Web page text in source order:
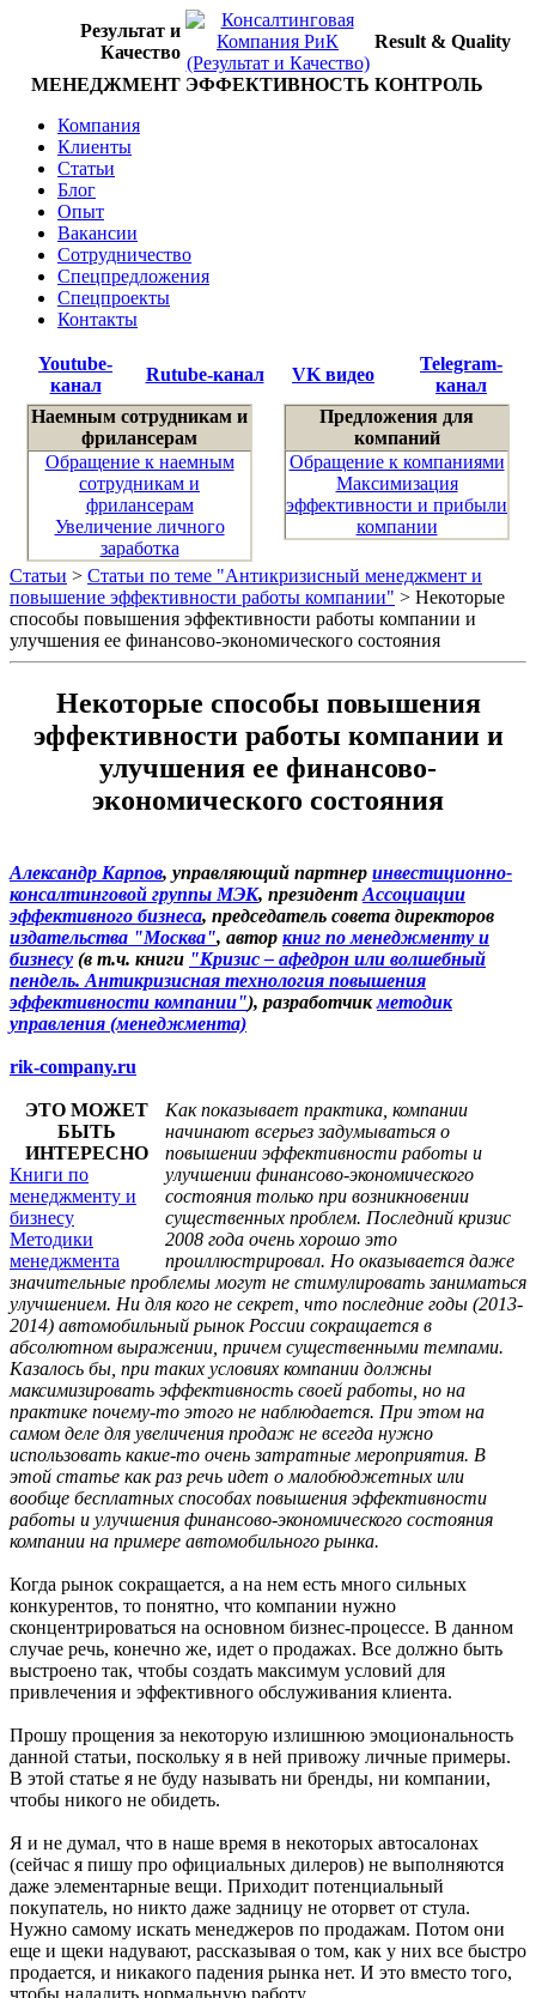
Результат и
Качество
Result & Quality
МЕНЕДЖМЕНТ ЭФФЕКТИВНОСТЬ КОНТРОЛЬ
Компания
Клиенты
Статьи
Блог
Опыт
Вакансии
Сотрудничество
Спецпредложения
Спецпроекты
Контакты
Youtube-
канал
Rutube-канал VK видео
Telegram-
канал
Наемным сотрудникам и
фрилансерам
Обращение к наемным
сотрудникам и
фрилансерам
Увеличение личного
заработка
Предложения для
компаний
Обращение к компаниями
Максимизация
эффективности и прибыли
компании
Статьи > Статьи по теме "Антикризисный менеджмент и
повышение эффективности работы компании" > Некоторые
способы повышения эффективности работы компании и
улучшения ее финансово-экономического состояния
Некоторые способы повышения
эффективности работы компании и
улучшения ее финансово-
экономического состояния
Александр Карпов, управляющий партнер инвестиционно-
консалтинговой группы МЭК, президент Ассоциации
эффективного бизнеса, председатель совета директоров
издательства "Москва", автор книг по менеджменту и
бизнесу (в т.ч. книги "Кризис – афедрон или волшебный
пендель. Антикризисная технология повышения
эффективности компании"), разработчикметодик
управления (менеджмента)
rik-company.ru
ЭТО МОЖЕТ
БЫТЬ
ИНТЕРЕСНО
Книги по
менеджменту и
бизнесу
Методики
менеджмента
Как показывает практика, компании
начинают всерьез задумываться о
повышении эффективности работы и
улучшении финансово-экономического
состояния только при возникновении
существенных проблем. Последний кризис
2008 года очень хорошо это
проиллюстрировал. Но оказывается даже
значительные проблемы могут не стимулировать заниматься
улучшением. Ни для кого не секрет, что последние годы (2013-
2014) автомобильный рынок России сокращается в
абсолютном выражении, причем существенными темпами.
Казалось бы, при таких условиях компании должны
максимизировать эффективность своей работы, но на
практике почему-то этого не наблюдается. При этом на
самом деле для увеличения продаж не всегда нужно
использовать какие-то очень затратные мероприятия. В
этой статье как раз речь идет о малобюджетных или
вообще бесплатных способах повышения эффективности
работы и улучшения финансово-экономического состояния
компании на примере автомобильного рынка.
Когда рынок сокращается, а на нем есть много сильных
конкурентов, то понятно, что компании нужно
сконцентрироваться на основном бизнес-процессе. В данном
случае речь, конечно же, идет о продажах. Все должно быть
выстроено так, чтобы создать максимум условий для
привлечения и эффективного обслуживания клиента.
Прошу прощения за некоторую излишнюю эмоциональность
данной статьи, поскольку я в ней привожу личные примеры.
В этой статье я не буду называть ни бренды, ни компании,
чтобы никого не обидеть.
Я и не думал, что в наше время в некоторых автосалонах
(сейчас я пишу про официальных дилеров) не выполняются
даже элементарные вещи. Приходит потенциальный
покупатель, но никто даже задницу не оторвет от стула.
Нужно самому искать менеджеров по продажам. Потом они
еще и щеки надувают, рассказывая о том, как у них все быстро
продается, и никакого падения рынка нет. И это вместо того,
чтобы наладить нормальную работу.